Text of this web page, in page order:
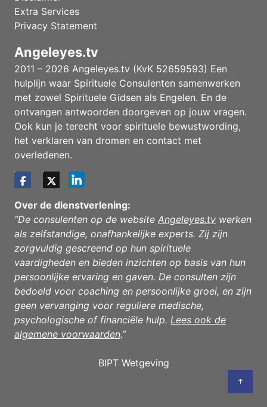
Extra Services
Privacy Statement
Angeleyes.tv
2011 – 2026 Angeleyes.tv (KvK 52659593) Een
hulplijn waar Spirituele Consulenten samenwerken
met zowel Spirituele Gidsen als Engelen. En de
ontvangen antwoorden doorgeven op jouw vragen.
Ook kun je terecht voor spirituele bewustwording,
het verklaren van dromen en contact met
overledenen.
Over de dienstverlening:
“De consulenten op de website Angeleyes.tv werken
als zelfstandige, onafhankelijke experts. Zij zijn
zorgvuldig gescreend op hun spirituele
vaardigheden en bieden inzichten op basis van hun
persoonlijke ervaring en gaven. De consulten zijn
bedoeld voor coaching en persoonlijke groei, en zijn
geen vervanging voor reguliere medische,
psychologische of financiële hulp. Lees ook de
algemene voorwaarden.”
BIPT Wetgeving